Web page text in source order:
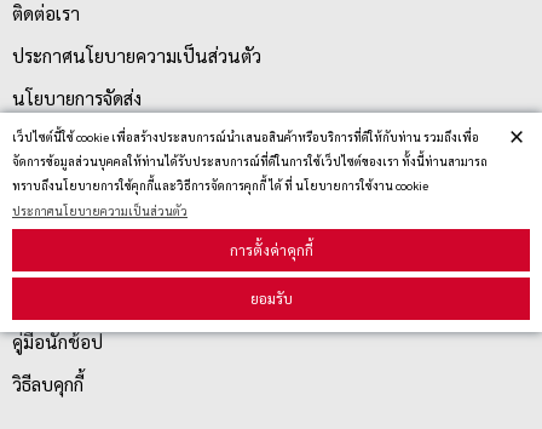
เว็ปไซต์นี้ใช้ cookie เพื่อสร้างประสบการณ์นำเสนอสินค้าหรือบริการที่ดีให้กับท่าน รวมถึงเพื่อ
จัดการข้อมูลส่วนบุคคลให้ท่านได้รับประสบการณ์ที่ดีในการใช้เว็ปไซต์ของเรา ทั้งนี้ท่านสามารถ
ทราบถึงนโยบายการใช้คุกกี้และวิธีการจัดการคุกกี้ ได้ ที่ นโยบายการใช้งาน cookie
ประกาศนโยบายความเป็นส่วนตัว
การตั้งค่าคุกกี้
ยอมรับ
×
ติดต่อเรา
ประกาศนโยบายความเป็นส่วนตัว
นโยบายการจัดส่ง
นโยบายการเปลี่ยน/คืน สินค้า
บริการลูกค้า
คู่มือนักช้อป
วิธีลบคุกกี้